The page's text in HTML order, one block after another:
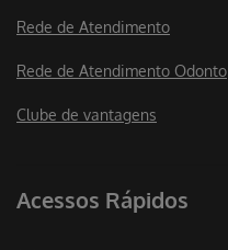
Rede de Atendimento
Rede de Atendimento Odonto
Clube de vantagens
Acessos Rápidos